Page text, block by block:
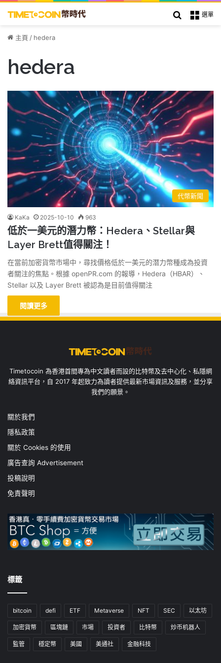
選單
搜索
主頁 / hedera
hedera
代幣新聞
KaKa 2025-10-10 963
低於一美元的潛力幣：Hedera、Stellar與
Layer Brett值得關注！
在當前加密貨幣市場中，尋找價格低於一美元的潛力幣種成為投資
者關注的焦點。根據 openPR.com 的報導，Hedera（HBAR）、
Stellar 以及 Layer Brett 被認為是目前值得關注
閱讀更多
Timetocoin 為香港首間專為中文讀者而設的比特幣及去中心化、私隱網
絡資訊平台，自 2017 年起致力為讀者提供最新市場資訊及服務，並分享
我們的願景。
關於我們
隱私政策
關於 Cookies 的使用
廣告查詢 Advertisement
投稿說明
免責聲明
標籤
bitcoin defi ETF Metaverse NFT SEC 以太坊
加密貨幣 區塊鏈 市場 投資者 比特幣 炒币机器人
監管 穩定幣 美國 美通社 金融科技